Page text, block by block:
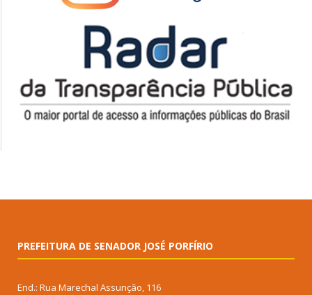
PREFEITURA DE SENADOR JOSÉ PORFÍRIO
End.: Rua Marechal Assunção, 116